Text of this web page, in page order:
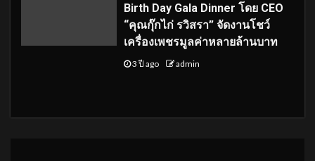
Birth Day Gala Dinner โดย CEO
“คุณกุ๊กไก่ รวิสรา” จัดงานโชว์
เครื่องเพชรมูลค่าหลายล้านบาท
3 ปี ago admin